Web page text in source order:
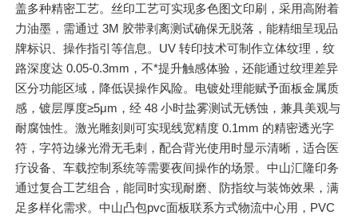
盖多种精密工艺。丝印工艺可实现多色图文印刷，采用高附着
力油墨，需通过 3M 胶带剥离测试确保无脱落，能精细呈现品
牌标识、操作指引等信息。UV 转印技术可制作立体纹理，纹
路深度达 0.05-0.3mm，不*提升触感体验，还能通过纹理差异
区分功能区域，降低误操作风险。电镀处理能赋予面板金属质
感，镀层厚度≥5μm，经 48 小时盐雾测试无锈蚀，兼具美观与
耐腐蚀性。激光雕刻则可实现线宽精度 0.1mm 的精密透光字
符，字符边缘光滑无毛刺，配合背光使用时显示清晰，适合医
疗设备、车载控制系统等需要夜间操作的场景。中山汇隆印务
通过复合工艺组合，能同时实现耐磨、防指纹与装饰效果，满
足多样化需求。中山凸包pvc面板联系方式物流中心用，PVC